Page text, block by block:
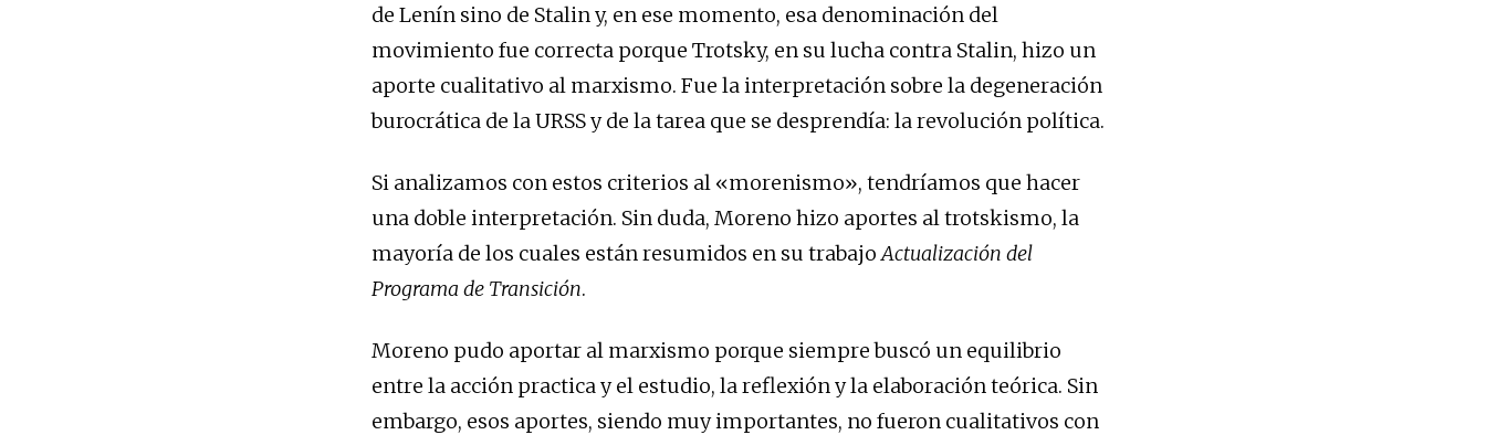
de Lenín sino de Stalin y, en ese momento, esa denominación del
movimiento fue correcta porque Trotsky, en su lucha contra Stalin, hizo un
aporte cualitativo al marxismo. Fue la interpretación sobre la degeneración
burocrática de la URSS y de la tarea que se desprendía: la revolución política.
Si analizamos con estos criterios al «morenismo», tendríamos que hacer
una doble interpretación. Sin duda, Moreno hizo aportes al trotskismo, la
mayoría de los cuales están resumidos en su trabajoActualización del
Programa de Transición.
Moreno pudo aportar al marxismo porque siempre buscó un equilibrio
entre la acción practica y el estudio, la reflexión y la elaboración teórica. Sin
embargo, esos aportes, siendo muy importantes, no fueron cualitativos con